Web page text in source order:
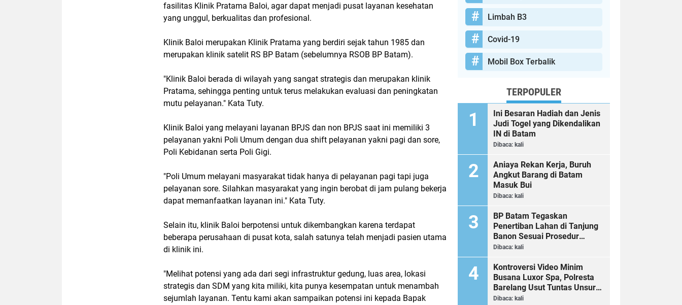
fasilitas Klinik Pratama Baloi, agar dapat menjadi pusat layanan kesehatan
yang unggul, berkualitas dan profesional.
Klinik Baloi merupakan Klinik Pratama yang berdiri sejak tahun 1985 dan
merupakan klinik satelit RS BP Batam (sebelumnya RSOB BP Batam).
"Klinik Baloi berada di wilayah yang sangat strategis dan merupakan klinik
Pratama, sehingga penting untuk terus melakukan evaluasi dan peningkatan
mutu pelayanan." Kata Tuty.
Klinik Baloi yang melayani layanan BPJS dan non BPJS saat ini memiliki 3
pelayanan yakni Poli Umum dengan dua shift pelayanan yakni pagi dan sore,
Poli Kebidanan serta Poli Gigi.
"Poli Umum melayani masyarakat tidak hanya di pelayanan pagi tapi juga
pelayanan sore. Silahkan masyarakat yang ingin berobat di jam pulang bekerja
dapat memanfaatkan layanan ini." Kata Tuty.
Selain itu, klinik Baloi berpotensi untuk dikembangkan karena terdapat
beberapa perusahaan di pusat kota, salah satunya telah menjadi pasien utama
di klinik ini.
"Melihat potensi yang ada dari segi infrastruktur gedung, luas area, lokasi
strategis dan SDM yang kita miliki, kita punya kesempatan untuk menambah
sejumlah layanan. Tentu kami akan sampaikan potensi ini kepada Bapak
Limbah B3
Covid-19
Mobil Box Terbalik
TERPOPULER
Ini Besaran Hadiah dan Jenis
Judi Togel yang Dikendalikan
IN di Batam
Dibaca: kali
Aniaya Rekan Kerja, Buruh
Angkut Barang di Batam
Masuk Bui
Dibaca: kali
BP Batam Tegaskan
Penertiban Lahan di Tanjung
Banon Sesuai Prosedur
Hukum
Dibaca: kali
Kontroversi Video Minim
Busana Luxor Spa, Polresta
Barelang Usut Tuntas Unsur
Pelanggaran Hukum
Dibaca: kali